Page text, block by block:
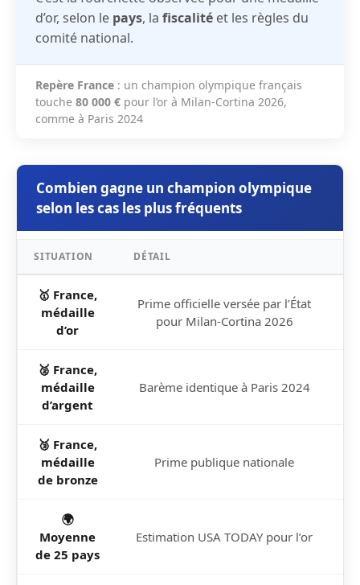
d’or, selon le pays, la fiscalité et les règles du
comité national.
Repère France : un champion olympique français
touche 80 000 € pour l’or à Milan-Cortina 2026,
comme à Paris 2024
Combien gagne un champion olympique
selon les cas les plus fréquents
SITUATION DÉTAIL
🥇 France,
médaille
d’or
Prime officielle versée par l’État
pour Milan-Cortina 2026
🥈 France,
médaille
d’argent
Barème identique à Paris 2024
🥉 France,
médaille
de bronze
Prime publique nationale
🌍
Moyenne
de 25 pays
Estimation USA TODAY pour l’or